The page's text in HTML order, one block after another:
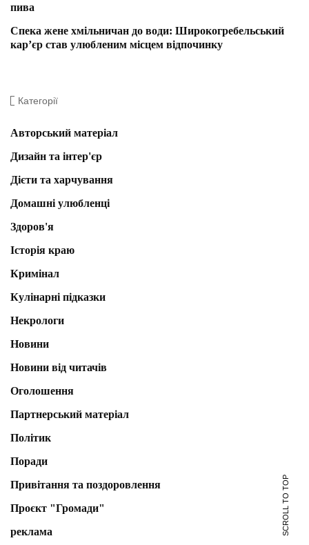
пива
Спека жене хмільничан до води: Широкогребельський
кар’єр став улюбленим місцем відпочинку
Категорії
Авторський матеріал
Дизайн та інтер'єр
Дієти та харчування
Домашні улюбленці
Здоров'я
Історія краю
Кримінал
Кулінарні підказки
Некрологи
Новини
Новини від читачів
Оголошення
Партнерський матеріал
Політик
Поради
Привітання та поздоровлення
Проєкт "Громади"
реклама
SCROLL TO TOP